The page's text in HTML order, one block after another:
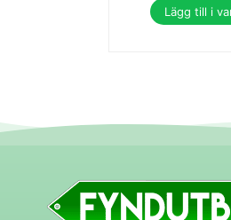
Lägg till i